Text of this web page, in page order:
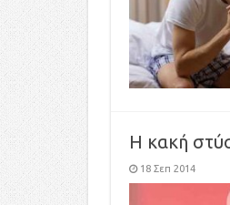
Η κακή
18 Σεπ 2014